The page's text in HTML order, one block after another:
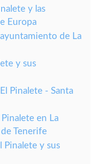
y las
Europa
de La
y sus
Pinalete - Santa
en La
Tenerife
Pinalete y sus